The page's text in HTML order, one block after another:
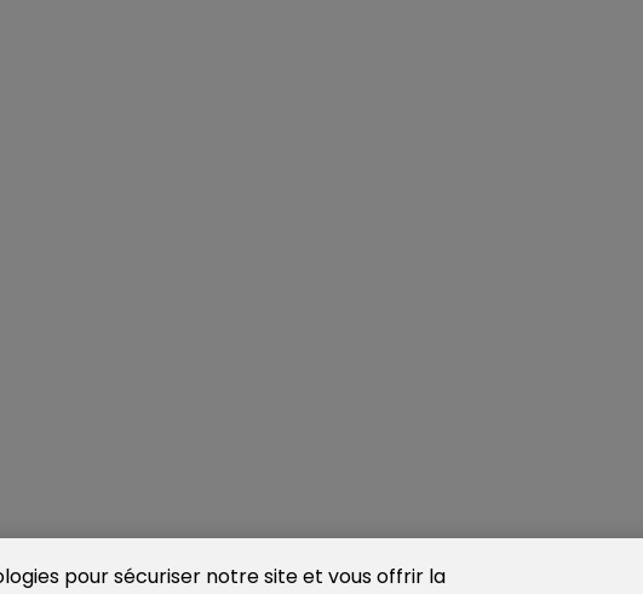
pour sécuriser notre site et vous offrir la